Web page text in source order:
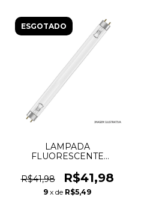
ESGOTADO
LAMPADA
FLUORESCENTE
GERMICIDA
R$41,98 R$41,98
9 x de R$5,49